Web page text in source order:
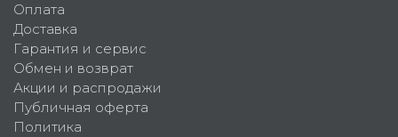
Оплата
Доставка
Гарантия и сервис
Обмен и возврат
Акции и распродажи
Публичная оферта
Политика